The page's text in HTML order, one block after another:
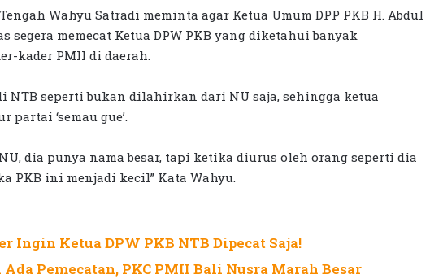
Wahyu Satradi meminta agar Ketua Umum DPP PKB H. Abdul
segera memecat Ketua DPW PKB yang diketahui banyak
kader PMII di daerah.
NTB seperti bukan dilahirkan dari NU saja, sehingga ketua
‘semau gue’.
dia punya nama besar, tapi ketika diurus oleh orang seperti dia
PKB ini menjadi kecil” Kata Wahyu.
Ingin Ketua DPW PKB NTB Dipecat Saja!
Pemecatan, PKC PMII Bali Nusra Marah Besar